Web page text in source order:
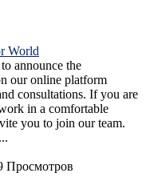
World
announce the
our online platform
consultations. If you are
in a comfortable
you to join our team.
Просмотров